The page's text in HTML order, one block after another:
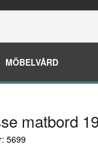
MÖBELVÅRD
matbord
5699